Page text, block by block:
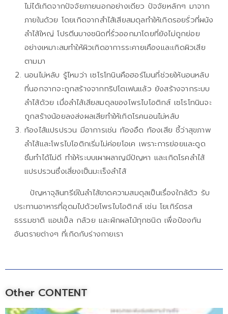
ไม่ได้เกิดจากปัจจัยภายนอกอย่างเดียว ปัจจัยหลักๆ มาจาก
ภายในด้วย โดยเกิดจากสำไส้เสียสมดุลทำให้เกิดรอยรั่วที่ผนัง
ลำไส้ใหญ่ โปรตีนบางชนิดที่รั่วออกมาโดยที่ยังไม่ถูกย่อย
อย่างเหมาะสมทำให้ผิวเกิดอาการระคายเคืองและเกิดผิวเสีย
ตามมา
นอนไม่หลับ รู้ไหมว่า เซโรโทนินคือฮอร์โมนที่ช่วยให้นอนหลับ
ที่นอกจากจะถูกสร้างจากทริปโตเฟนแล้ว ยังสร้างจากระบบ
ลำไส้ด้วย เมื่อลำไส้เสียสมดุลของโพรไบโอติกส์ เซโรโทนินจะ
ถูกสร้างน้อยลงส่งผลเสียทำให้เกิดโรคนอนไม่หลับ
ท้องไส้แปรปรวน มีอาการเช่น ท้องอืด ท้องเสีย ชี้ว่าสุขภาพ
ลำไส้และโพรไบโอติกเริ่มไม่ค่อยโอเค เพราะการย่อยและดูด
ซึมทำได้ไม่ดี ทำให้ระบบเผาผลาญมีปัญหา และเกิดโรคลำไส้
แปรปรวนซึ่งเสี่ยงเป็นมะเร็งลำไส้
ปัญหาจุลินทรีย์ในลำไส้ขาดความสมดุลเป็นเรื่องใกล้ตัว รับ
ประทานอาหารที่อุดมไปด้วยโพรไบโอติกส์ เช่น โยเกิร์ตรส
ธรรมชาติ แอปเปิ้ล กล้วย และผักผลไม้ทุกชนิด เพื่อป้องกัน
อันตรายต่างๆ ที่เกิดกับร่างกายเรา
Other CONTENT